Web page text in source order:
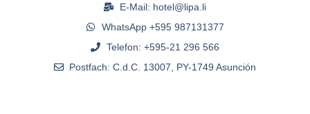
E-Mail: hotel@lipa.li
WhatsApp +595 987131377
Telefon: +595-21 296 566
Postfach: C.d.C. 13007, PY-1749 Asunción